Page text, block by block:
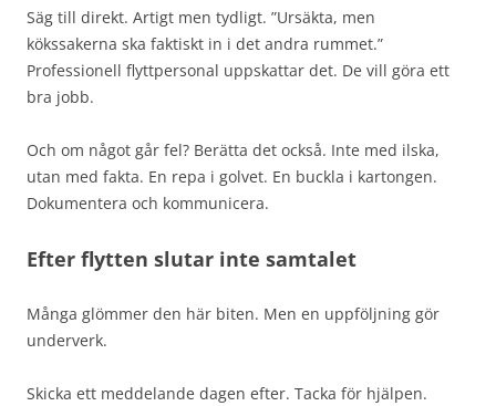
Säg till direkt. Artigt men tydligt. ”Ursäkta, men
kökssakerna ska faktiskt in i det andra rummet.”
Professionell flyttpersonal uppskattar det. De vill göra ett
bra jobb.
Och om något går fel? Berätta det också. Inte med ilska,
utan med fakta. En repa i golvet. En buckla i kartongen.
Dokumentera och kommunicera.
Efter flytten slutar inte samtalet
Många glömmer den här biten. Men en uppföljning gör
underverk.
Skicka ett meddelande dagen efter. Tacka för hjälpen.